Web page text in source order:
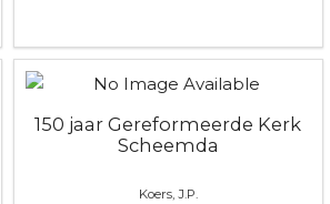
150 jaar Gereformeerde Kerk
Scheemda
Koers, J.P.